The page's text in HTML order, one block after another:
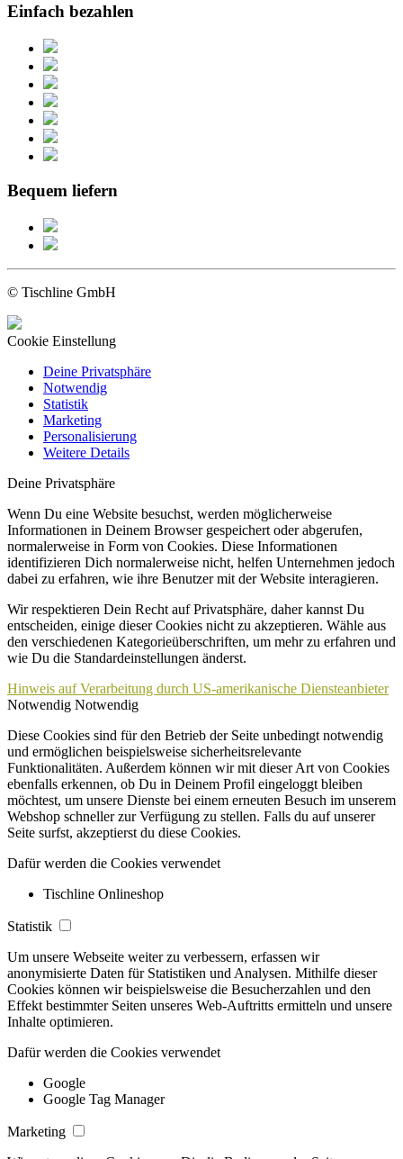
Einfach bezahlen
Bequem liefern
© Tischline GmbH
Cookie Einstellung
Deine Privatsphäre
Notwendig
Statistik
Marketing
Personalisierung
Weitere Details
Deine Privatsphäre
Wenn Du eine Website besuchst, werden möglicherweise
Informationen in Deinem Browser gespeichert oder abgerufen,
normalerweise in Form von Cookies. Diese Informationen
identifizieren Dich normalerweise nicht, helfen Unternehmen jedoch
dabei zu erfahren, wie ihre Benutzer mit der Website interagieren.
Wir respektieren Dein Recht auf Privatsphäre, daher kannst Du
entscheiden, einige dieser Cookies nicht zu akzeptieren. Wähle aus
den verschiedenen Kategorieüberschriften, um mehr zu erfahren und
wie Du die Standardeinstellungen änderst.
Hinweis auf Verarbeitung durch US-amerikanische Diensteanbieter
Notwendig Notwendig
Diese Cookies sind für den Betrieb der Seite unbedingt notwendig
und ermöglichen beispielsweise sicherheitsrelevante
Funktionalitäten. Außerdem können wir mit dieser Art von Cookies
ebenfalls erkennen, ob Du in Deinem Profil eingeloggt bleiben
möchtest, um unsere Dienste bei einem erneuten Besuch im unserem
Webshop schneller zur Verfügung zu stellen. Falls du auf unserer
Seite surfst, akzeptierst du diese Cookies.
Dafür werden die Cookies verwendet
Tischline Onlineshop
Statistik
Um unsere Webseite weiter zu verbessern, erfassen wir
anonymisierte Daten für Statistiken und Analysen. Mithilfe dieser
Cookies können wir beispielsweise die Besucherzahlen und den
Effekt bestimmter Seiten unseres Web-Auftritts ermitteln und unsere
Inhalte optimieren.
Dafür werden die Cookies verwendet
Google
Google Tag Manager
Marketing